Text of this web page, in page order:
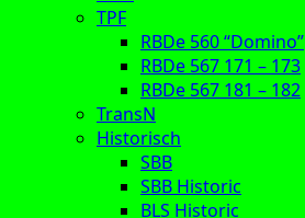
TPF
RBDe 560 “Domino”
RBDe 567 171 – 173
RBDe 567 181 – 182
TransN
Historisch
SBB
SBB Historic
BLS Historic